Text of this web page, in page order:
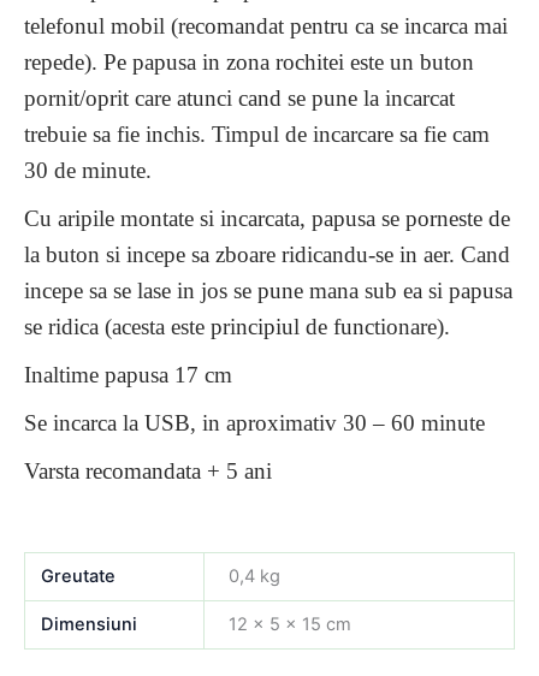
telefonul mobil (recomandat pentru ca se incarca mai
repede). Pe papusa in zona rochitei este un buton
pornit/oprit care atunci cand se pune la incarcat
trebuie sa fie inchis. Timpul de incarcare sa fie cam
30 de minute.
Cu aripile montate si incarcata, papusa se porneste de
la buton si incepe sa zboare ridicandu-se in aer. Cand
incepe sa se lase in jos se pune mana sub ea si papusa
se ridica (acesta este principiul de functionare).
Inaltime papusa 17 cm
Se incarca la USB, in aproximativ 30 – 60 minute
Varsta recomandata + 5 ani
Greutate 0,4 kg
Dimensiuni 12 × 5 × 15 cm